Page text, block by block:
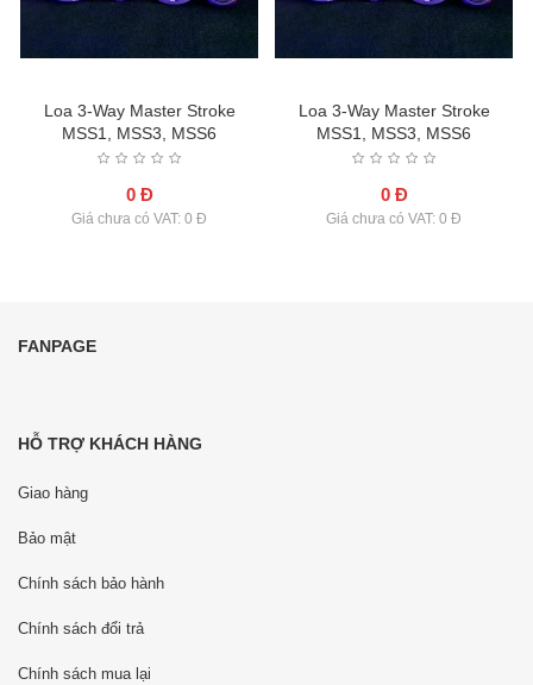
Loa 3-Way Master Stroke
MSS1, MSS3, MSS6
0 Đ
Giá chưa có VAT: 0 Đ
Loa 3-Way Master Stroke
MSS1, MSS3, MSS6
0 Đ
Giá chưa có VAT: 0 Đ
FANPAGE
HỖ TRỢ KHÁCH HÀNG
Giao hàng
Bảo mật
Chính sách bảo hành
Chính sách đổi trả
Chính sách mua lại